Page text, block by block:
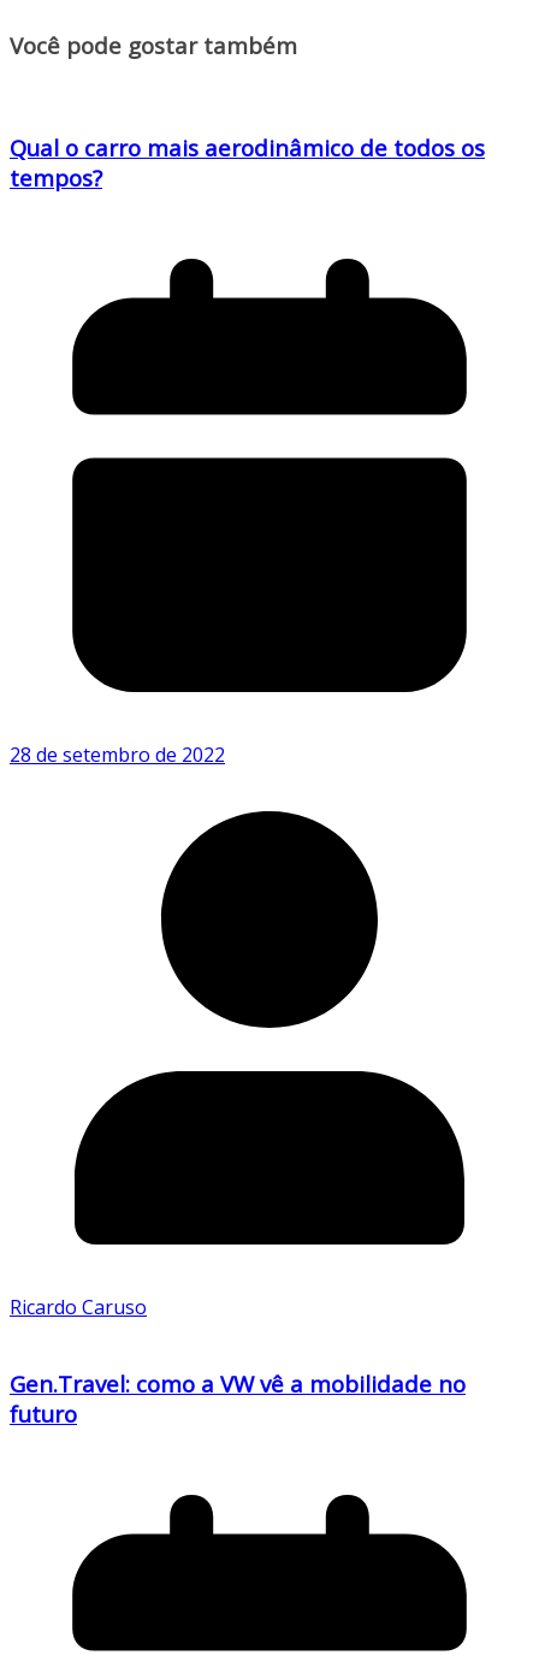
Você pode gostar também
Qual o carro mais aerodinâmico de todos os
tempos?
28 de setembro de 2022
Ricardo Caruso
Gen.Travel: como a VW vê a mobilidade no
futuro